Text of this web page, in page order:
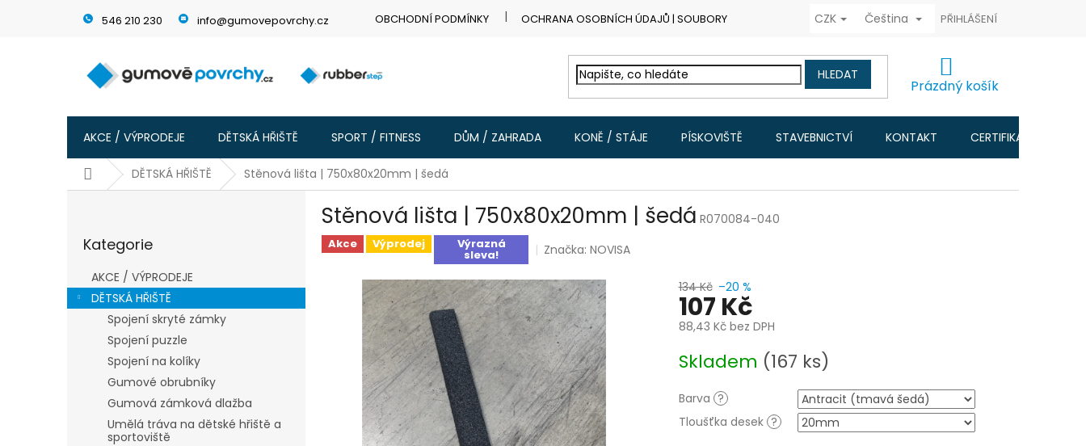
546 210 230 info@gumovepovrchy.cz OBCHODNÍ PODMÍNKY OCHRANA OSOBNÍCH ÚDAJŮ | SOUBORY COOKIES FORMULÁŘ ODSTOUPENÍ OD KUPNÍ SMLOUVY
CZK Čeština PŘIHLÁŠENÍ
HLEDAT
KOŠÍK
Prázdný košík
AKCE / VÝPRODEJE DĚTSKÁ HŘIŠTĚ SPORT / FITNESS DŮM / ZAHRADA KONĚ / STÁJE PÍSKOVIŠTĚ STAVEBNICTVÍ KONTAKT CERTIFIKACE A
DomůDĚTSKÁ HŘIŠTĚ Stěnová lišta | 750x80x20mm | šedá
a
n
kategorie
Kategorie
AKCE / VÝPRODEJE
DĚTSKÁ HŘIŠTĚ
Spojení skryté zámky
Spojení puzzle
Spojení na kolíky
Gumové obrubníky
Gumová zámková dlažba
Umělá tráva na dětské hřiště a
sportoviště
Stěnová lišta | 750x80x20mm | šedá R070084-040
Akce Výprodej Výrazná
sleva! Značka:NOVISA
134 Kč –20 %
107 Kč
88,43 Kč bez DPH
cena:
Skladem (167 ks)
Barva ?
Tloušťka desek ?